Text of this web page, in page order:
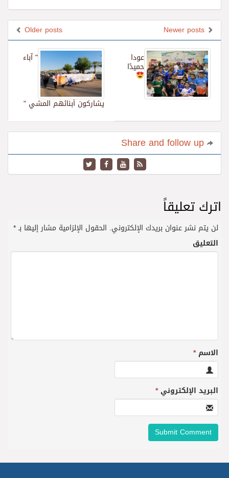
Older posts
" آباء
يشاركون أبنائهم المشي "
عودا
حميدًا
اترك تعليقاً
لن يتم نشر عنوان بريدك الإلكتروني. الحقول الإلزامية مشار إليها بـ*
التعليق
الاسم*
البريد الإلكتروني*